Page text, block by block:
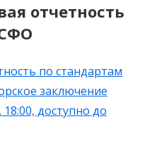
отчетность
по стандартам
заключение
доступно до